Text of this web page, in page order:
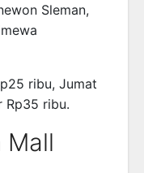
Sleman,
ribu, Jumat
Rp35 ribu.
Mall